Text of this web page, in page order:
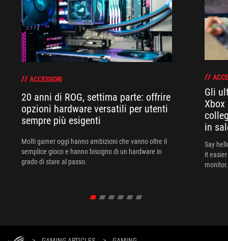
ACCESSORI
20 anni di ROG, settima parte: offrire
opzioni hardware versatili per utenti
sempre più esigenti
Molti gamer oggi hanno ambizioni che vanno oltre il
semplice gioco e hanno bisogno di un hardware in
grado di stare al passo.
Gli
in
Say
it
monitor.